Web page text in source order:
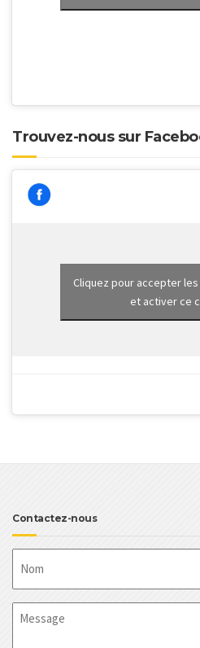
Trouvez-nous sur
Cliquez pour accepter
et activer ce
Contactez-nous
Message